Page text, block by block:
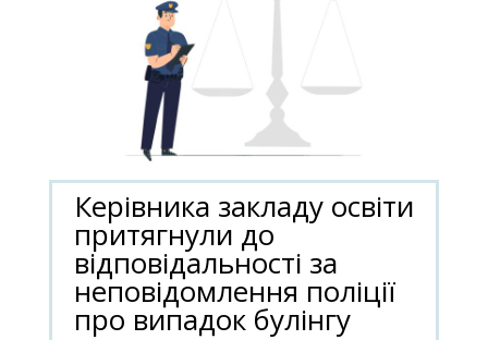
Керівника закладу освіти
притягнули до
відповідальності за
неповідомлення поліції
про випадок булінгу